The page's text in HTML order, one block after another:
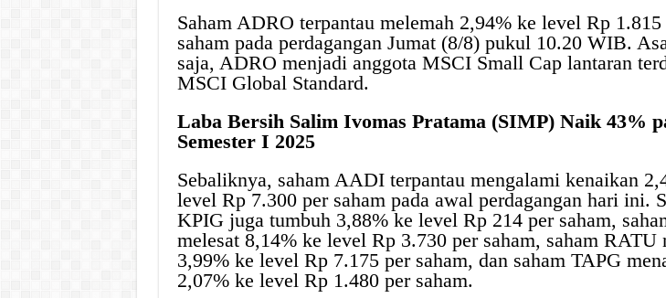
Saham ADRO terpantau melemah 2,94% ke level Rp 1.815
saham pada perdagangan Jumat (8/8) pukul 10.20 WIB.
saja, ADRO menjadi anggota MSCI Small Cap lantaran
MSCI Global Standard.
Laba Bersih Salim Ivomas Pratama (SIMP) Naik 43%
Semester I 2025
Sebaliknya, saham AADI terpantau mengalami kenaikan
level Rp 7.300 per saham pada awal perdagangan hari ini.
KPIG juga tumbuh 3,88% ke level Rp 214 per saham,
melesat 8,14% ke level Rp 3.730 per saham, saham RATU
3,99% ke level Rp 7.175 per saham, dan saham TAPG
2,07% ke level Rp 1.480 per saham.